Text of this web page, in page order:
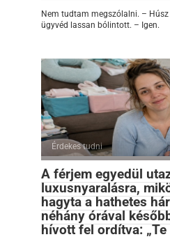
Nem tudtam megszólalni. –
ügyvéd lassan bólintott. – Igen.
Érdekes tudni
A férjem egyedül
luxusnyaralásra,
hagyta a hathetes
néhány órával
hívott fel ordítva: